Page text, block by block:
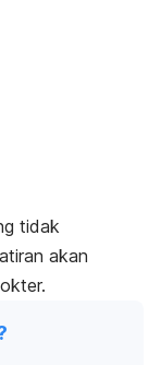
tidak
akan